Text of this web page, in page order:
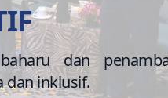
dan
dan inklusif.